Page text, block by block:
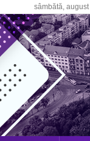
sâmbătă,